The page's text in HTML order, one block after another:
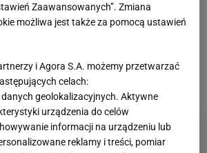
mamach. Mama będzie dumna z twojej
Zaawansowanych”. Zmiana
możliwa jest także za pomocą ustawień
i Agora S.A. możemy przetwarzać
celach:
danych geolokalizacyjnych. Aktywne
urządzenia do celów
informacji na urządzeniu lub
reklamy i treści, pomiar